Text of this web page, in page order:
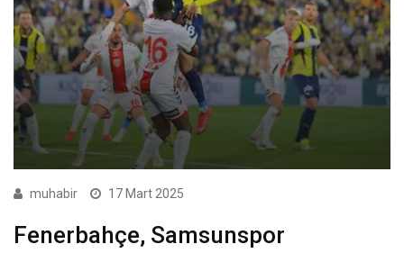
muhabir 17 Mart 2025
Fenerbahçe, Samsunspor